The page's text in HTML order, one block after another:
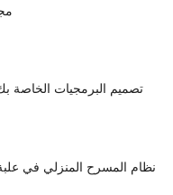
تصميم البرمجيات